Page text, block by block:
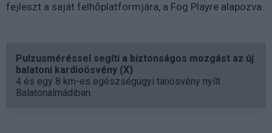
fejleszt a saját felhőplatformjára, a Fog Playre alapozva.
Pulzusméréssel segíti a biztonságos mozgást az új
balatoni kardioösvény (X)
4 és egy 8 km-es egészségügyi tanösvény nyílt
Balatonalmádiban.